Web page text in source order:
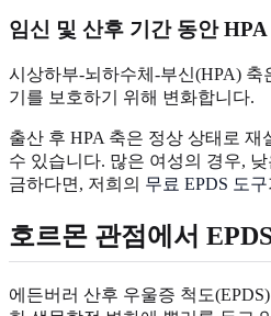
임신 및 산후 기간 동안
시상하부-뇌하수체-부신(HPA)
기를 보호하기 위해 변화합니다.
출산 후 HPA 축은 정상 상태로
수 있습니다. 많은 여성의 경우,
금하다면, 저희의 무료 EPDS 도구
호르몬 관점에서
에든버러 산후 우울증 척도